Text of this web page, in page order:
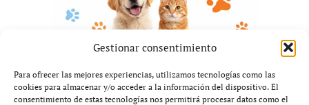
Gestionar consentimiento
Para ofrecer las mejores experiencias, utilizamos tecnologías como las
cookies para almacenar y/o acceder a la información del dispositivo. El
consentimiento de estas tecnologías nos permitirá procesar datos como el